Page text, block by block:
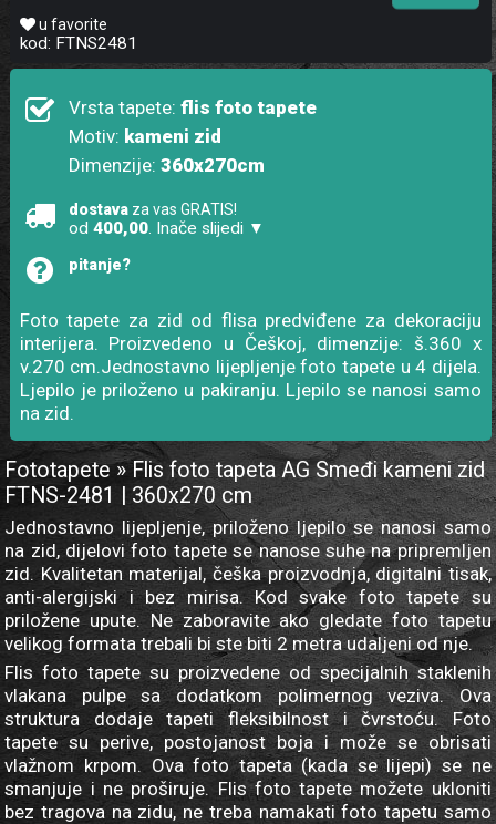
u favorite
kod: FTNS2481
Vrsta tapete:flis foto tapete
Motiv: kameni zid
Dimenzije:360x270cm
dostava za vas GRATIS!
od400,00. Inače slijedi ▼
pitanje?
Foto tapete za zid od flisa predviđene za dekoraciju
interijera. Proizvedeno u Češkoj, dimenzije: š.360 x
v.270 cm.Jednostavno lijepljenje foto tapete u 4 dijela.
Ljepilo je priloženo u pakiranju. Ljepilo se nanosi samo
na zid.
Fototapete » Flis foto tapeta AG Smeđi kameni zid
FTNS-2481 | 360x270 cm
Jednostavno lijepljenje, priloženo ljepilo se nanosi samo
na zid, dijelovi foto tapete se nanose suhe na pripremljen
zid. Kvalitetan materijal, češka proizvodnja, digitalni tisak,
anti-alergijski i bez mirisa. Kod svake foto tapete su
priložene upute. Ne zaboravite ako gledate foto tapetu
velikog formata trebali bi ste biti 2 metra udaljeni od nje.
Flis foto tapete su proizvedene od specijalnih staklenih
vlakana pulpe sa dodatkom polimernog veziva. Ova
struktura dodaje tapeti fleksibilnost i čvrstoću. Foto
tapete su perive, postojanost boja i može se obrisati
vlažnom krpom. Ova foto tapeta (kada se lijepi) se ne
smanjuje i ne proširuje. Flis foto tapete možete ukloniti
bez tragova na zidu, ne treba namakati foto tapetu samo